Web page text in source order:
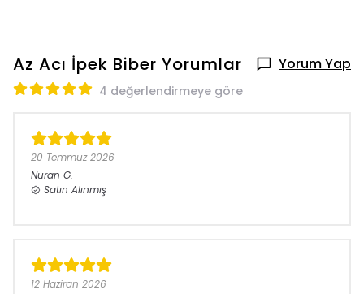
Az Acı İpek Biber Yorumlar Yorum Yap
4 değerlendirmeye göre
20 Temmuz 2026
Nuran G.
Satın Alınmış
12 Haziran 2026